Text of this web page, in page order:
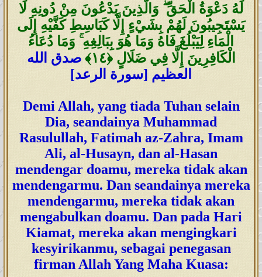
لَهُ دَعْوَةُ الْحَقِّ ۖ وَالَّذِينَ يَدْعُونَ مِنْ دُونِهِ لَا
يَسْتَجِيبُونَ لَهُمْ بِشَيْءٍ إِلَّا كَبَاسِطِ كَفَّيْهِ إِلَى
الْمَاءِ لِيَبْلُغَ فَاهُ وَمَا هُوَ بِبَالِغِهِ ۚ وَمَا دُعَاءُ
الْكَافِرِينَ إِلَّا فِي ضَلَالٍ﴿١٤ ﴾صدق الله
العظيم [سورة الرعد]
Demi Allah, yang tiada Tuhan selain
Dia, seandainya Muhammad
Rasulullah, Fatimah az-Zahra, Imam
Ali, al-Husayn, dan al-Hasan
mendengar doamu, mereka tidak akan
mendengarmu. Dan seandainya mereka
mendengarmu, mereka tidak akan
mengabulkan doamu. Dan pada Hari
Kiamat, mereka akan mengingkari
kesyirikanmu, sebagai penegasan
firman Allah Yang Maha Kuasa: